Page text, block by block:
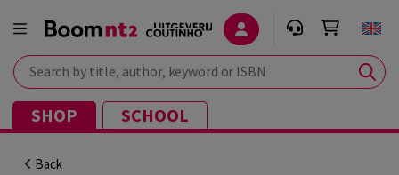
Search by title, author, keyword or ISBN
SHOP SCHOOL
Back